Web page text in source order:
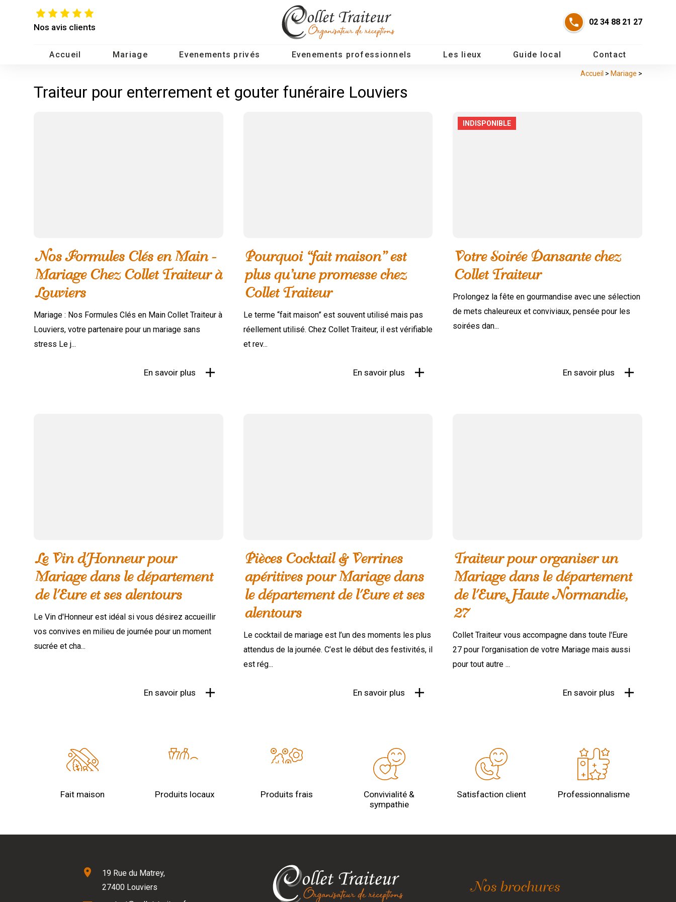
Nos avis clients 02 34 88 21 27
Accueil Mariage Evenements privés Evenements professionnels Les lieux Guide local Contact
Accueil > Mariage >
Traiteur pour enterrement et gouter funéraire Louviers
Nos Formules Clés en Main -
Mariage Chez Collet Traiteur à
Louviers
Mariage : Nos Formules Clés en Main Collet Traiteur à
Louviers, votre partenaire pour un mariage sans
stress Le j...
En savoir plus
Pourquoi “fait maison” est
plus qu’une promesse chez
Collet Traiteur
Le terme “fait maison” est souvent utilisé mais pas
réellement utilisé. Chez Collet Traiteur, il est vérifiable
et rev...
En savoir plus
INDISPONIBLE
Votre Soirée Dansante chez
Collet Traiteur
Prolongez la fête en gourmandise avec une sélection
de mets chaleureux et conviviaux, pensée pour les
soirées dan...
En savoir plus
Le Vin d'Honneur pour
Mariage dans le département
de l'Eure et ses alentours
Le Vin d'Honneur est idéal si vous désirez accueillir
vos convives en milieu de journée pour un moment
sucrée et cha...
En savoir plus
Pièces Cocktail & Verrines
apéritives pour Mariage dans
le département de l'Eure et ses
alentours
Le cocktail de mariage est l’un des moments les plus
attendus de la journée. C’est le début des festivités, il
est rég...
En savoir plus
Traiteur pour organiser un
Mariage dans le département
de l'Eure, Haute Normandie,
27
Collet Traiteur vous accompagne dans toute l'Eure
27 pour l'organisation de votre Mariage mais aussi
pour tout autre ...
En savoir plus
Fait maison Produits locaux Produits frais
Convivialité &
sympathie
Satisfaction client Professionnalisme
location_on
19 Rue du Matrey,
27400 Louviers
Nos brochures